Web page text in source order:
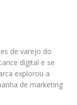
de varejo do
digital e se
explorou a
de marketing